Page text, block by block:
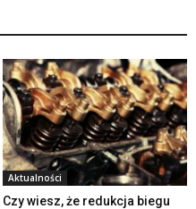
Aktualności
Czy wiesz, że redukcja biegu